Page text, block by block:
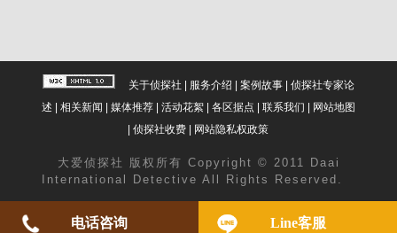
关于侦探社 服务介绍 案例故事| 侦探社专家论
述
相关新闻 媒体推荐| 活动花絮| 各区据点 联系我们
网站地图
|侦探社收费 网站隐私权政策
大爱 侦探社
版权所有 Copyright © 2011 Daai
International Detective All Rights Reserved.
电话咨询 Line客服